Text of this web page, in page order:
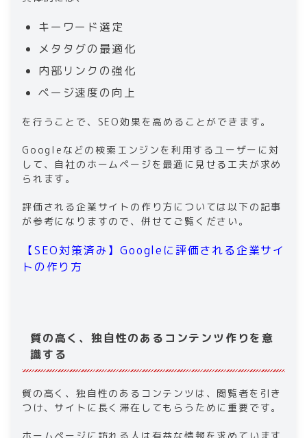
キーワード選定
メタタグの最適化
内部リンクの強化
ページ速度の向上
を行うことで、SEO効果を高めることができます。
Googleなどの検索エンジンを利用するユーザーに対
して、自社のホームページを最適に見せる工夫が求め
られます。
評価される企業サイトの作り方については以下の記事
が参考になりますので、併せてご覧ください。
【SEO対策済み】Googleに評価される企業サイ
トの作り方
質の高く、独自性のあるコンテンツ作りを意
識する
質の高く、独自性のあるコンテンツは、閲覧者を引き
つけ、サイトに長く滞在してもらうために重要です。
ホームページに訪れる人は有益な情報を求めています